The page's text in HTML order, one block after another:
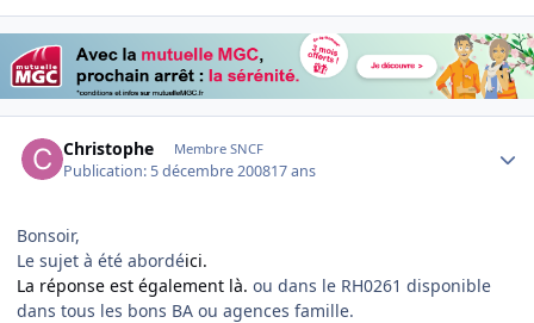
Christophe Membre SNCF
Publication: 5 décembre 200817 ans
Bonsoir,
Le sujet à été abordéici.
La réponse est également là. ou dans le RH0261 disponible
dans tous les bons BA ou agences famille.